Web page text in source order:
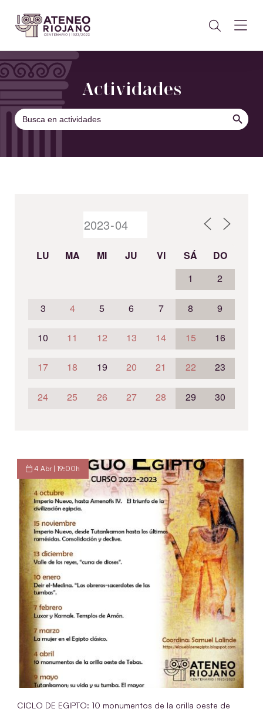
Actividades
Buscar: BOTÓN DE
LU MA MI JU VI SÁ
DO
1
2
3 4 5 6 7 8 9
10 11 12 13 14 15 16
17 18 19 20 21 22 23
24 25 26 27 28 29 30
4 Abr | 19:00h
CICLO DE EGIPTO: 10 monumentos de la orilla oeste de